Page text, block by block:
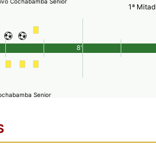
1ª Mitad
Senior
8'